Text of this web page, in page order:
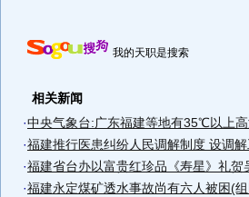
我的天职是搜索
相关新闻
·中央气象台:广东福建等地有35℃以上
·福建推行医患纠纷人民调解制度 设调
·福建省台办以富贵红珍品《寿星》礼贺
·福建永定煤矿透水事故尚有六人被困(